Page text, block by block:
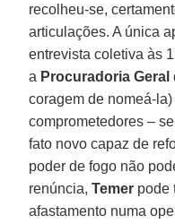
recolheu-se,
articulações. A única
entrevista coletiva às
a Procuradoria
coragem de nomeá-
comprometedores –
fato novo capaz de
poder de fogo não
renúncia,Temer pode
afastamento numa